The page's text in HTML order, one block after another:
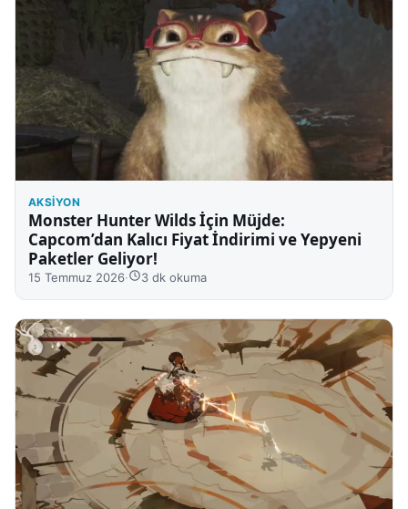
AKSIYON
Monster Hunter Wilds İçin Müjde:
Capcom’dan Kalıcı Fiyat İndirimi ve Yepyeni
Paketler Geliyor!
15 Temmuz 2026· 3 dk okuma